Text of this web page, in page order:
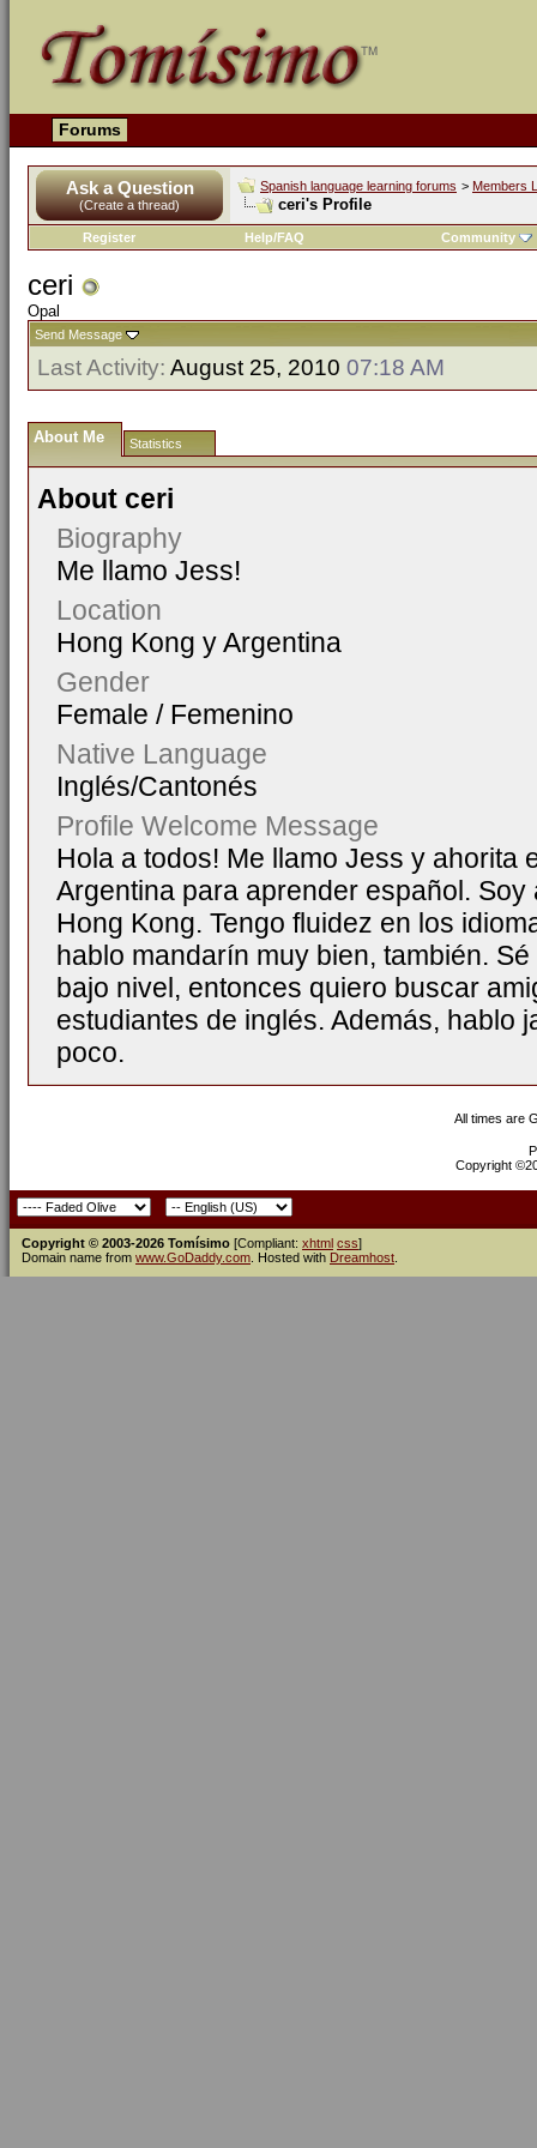
Forums
Ask a Question
(Create a thread)
Spanish language learning forums > Members
ceri's Profile
Register Help/FAQ Community
ceri
Opal
Send Message
Last Activity: August 25, 2010 07:18 AM
About Me Statistics
About ceri
Biography
Me llamo Jess!
Location
Hong Kong y Argentina
Gender
Female / Femenino
Native Language
Inglés/Cantonés
Profile Welcome Message
Hola a todos! Me llamo Jess y ahorita
Argentina para aprender español.
Hong Kong. Tengo fluidez en los
hablo mandarín muy bien, también.
bajo nivel, entonces quiero buscar
estudiantes de inglés. Además, hablo
poco.
All times are
Copyright
Copyright © 2003-2026 Tomísimo [Compliant: xhtml css]
Domain name from www.GoDaddy.com . Hosted with Dreamhost